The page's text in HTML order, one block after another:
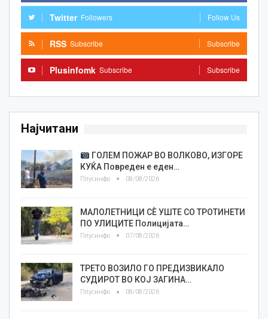
Twitter Followers Follow Us
RSS Subscribe Subscribe
Plusinfomk Subscribe Subscribe
Најчитани
ГОЛЕМ ПОЖАР ВО ВОЛКОВО, ИЗГОРЕ
КУЌА Повреден е еден…
Плусинфо 08/08/2026
МАЛОЛЕТНИЦИ СÈ УШТЕ СО ТРОТИНЕТИ
ПО УЛИЦИТЕ Полицијата…
Плусинфо 07/08/2026
ТРЕТО ВОЗИЛО ГО ПРЕДИЗВИКАЛО
СУДИРОТ ВО КОЈ ЗАГИНА…
Плусинфо 08/08/2026